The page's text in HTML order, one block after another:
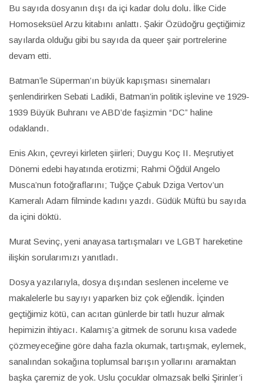
Bu sayıda dosyanın dışı da içi kadar dolu dolu. İlke Cide
Homoseksüel Arzu kitabını anlattı. Şakir Özüdoğru geçtiğimiz
sayılarda olduğu gibi bu sayıda da queer şair portrelerine
devam etti.
Batman’le Süperman’ın büyük kapışması sinemaları
şenlendirirken Sebati Ladikli, Batman’in politik işlevine ve 1929-
1939 Büyük Buhranı ve ABD’de faşizmin “DC” haline
odaklandı.
Enis Akın, çevreyi kirleten şiirleri; Duygu Koç II. Meşrutiyet
Dönemi edebi hayatında erotizmi; Rahmi Öğdül Angelo
Musca’nun fotoğraflarını; Tuğçe Çabuk Dziga Vertov’un
Kameralı Adam filminde kadını yazdı. Güdük Müftü bu sayıda
da içini döktü.
Murat Sevinç, yeni anayasa tartışmaları ve LGBT hareketine
ilişkin sorularımızı yanıtladı.
Dosya yazılarıyla, dosya dışından seslenen inceleme ve
makalelerle bu sayıyı yaparken biz çok eğlendik. İçinden
geçtiğimiz kötü, can acıtan günlerde bir tatlı huzur almak
hepimizin ihtiyacı. Kalamış’a gitmek de sorunu kısa vadede
çözmeyeceğine göre daha fazla okumak, tartışmak, eylemek,
sanalından sokağına toplumsal barışın yollarını aramaktan
başka çaremiz de yok. Uslu çocuklar olmazsak belki Şirinler’i